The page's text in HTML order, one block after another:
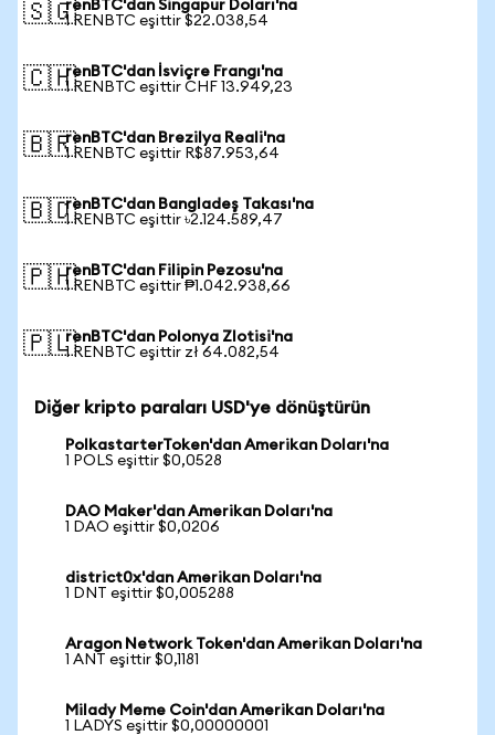
🇸🇬renBTC'dan Singapur Doları'na
1 RENBTC eşittir $22.038,54
🇨🇭renBTC'dan İsviçre Frangı'na
1 RENBTC eşittir CHF 13.949,23
🇧🇷renBTC'dan Brezilya Reali'na
1 RENBTC eşittir R$87.953,64
🇧🇩renBTC'dan Bangladeş Takası'na
1 RENBTC eşittir ৳2.124.589,47
🇵🇭renBTC'dan Filipin Pezosu'na
1 RENBTC eşittir ₱1.042.938,66
🇵🇱renBTC'dan Polonya Zlotisi'na
1 RENBTC eşittir zł 64.082,54
Diğer kripto paraları USD'ye dönüştürün
PolkastarterToken'dan Amerikan Doları'na
1 POLS eşittir $0,0528
DAO Maker'dan Amerikan Doları'na
1 DAO eşittir $0,0206
district0x'dan Amerikan Doları'na
1 DNT eşittir $0,005288
Aragon Network Token'dan Amerikan Doları'na
1 ANT eşittir $0,1181
Milady Meme Coin'dan Amerikan Doları'na
1 LADYS eşittir $0,00000001